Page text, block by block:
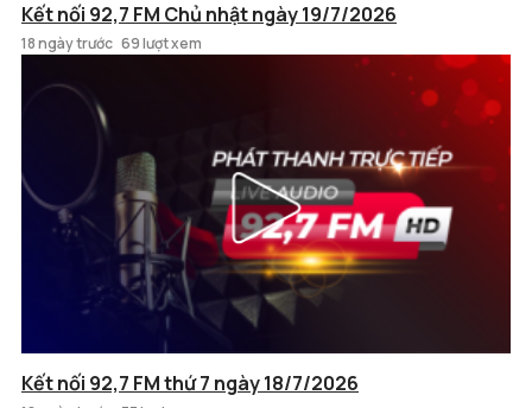
Kết nối 92,7 FM Chủ nhật ngày 19/7/2026
18 ngày trước 69 lượt xem
Kết nối 92,7 FM thứ 7 ngày 18/7/2026